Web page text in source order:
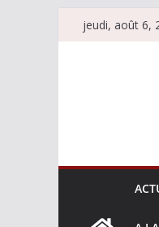
Passerjeudi, août 6,